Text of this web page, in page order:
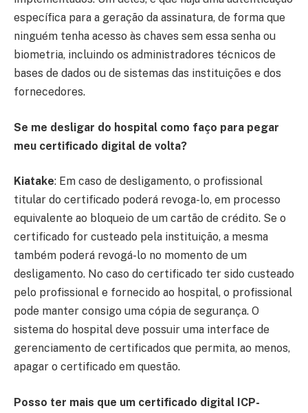
específica para a geração da assinatura, de forma que
ninguém tenha acesso às chaves sem essa senha ou
biometria, incluindo os administradores técnicos de
bases de dados ou de sistemas das instituições e dos
fornecedores.
Se me desligar do hospital como faço para pegar
meu certificado digital de volta?
Kiatake: Em caso de desligamento, o profissional
titular do certificado poderá revoga-lo, em processo
equivalente ao bloqueio de um cartão de crédito. Se o
certificado for custeado pela instituição, a mesma
também poderá revogá-lo no momento de um
desligamento. No caso do certificado ter sido custeado
pelo profissional e fornecido ao hospital, o profissional
pode manter consigo uma cópia de segurança. O
sistema do hospital deve possuir uma interface de
gerenciamento de certificados que permita, ao menos,
apagar o certificado em questão.
Posso ter mais que um certificado digital ICP-